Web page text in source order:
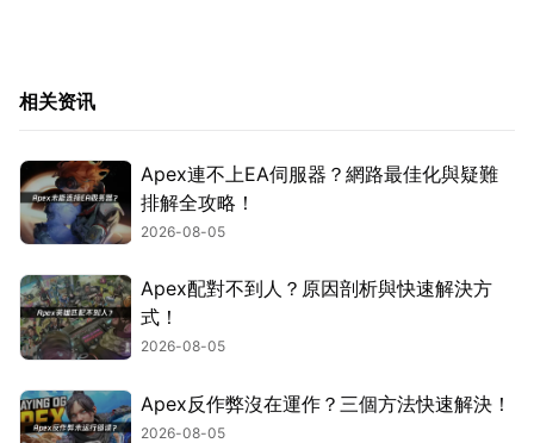
相关资讯
Apex連不上EA伺服器？網路最佳化與疑難
排解全攻略！
2026-08-05
Apex配對不到人？原因剖析與快速解決方
式！
2026-08-05
Apex反作弊沒在運作？三個方法快速解決！
2026-08-05